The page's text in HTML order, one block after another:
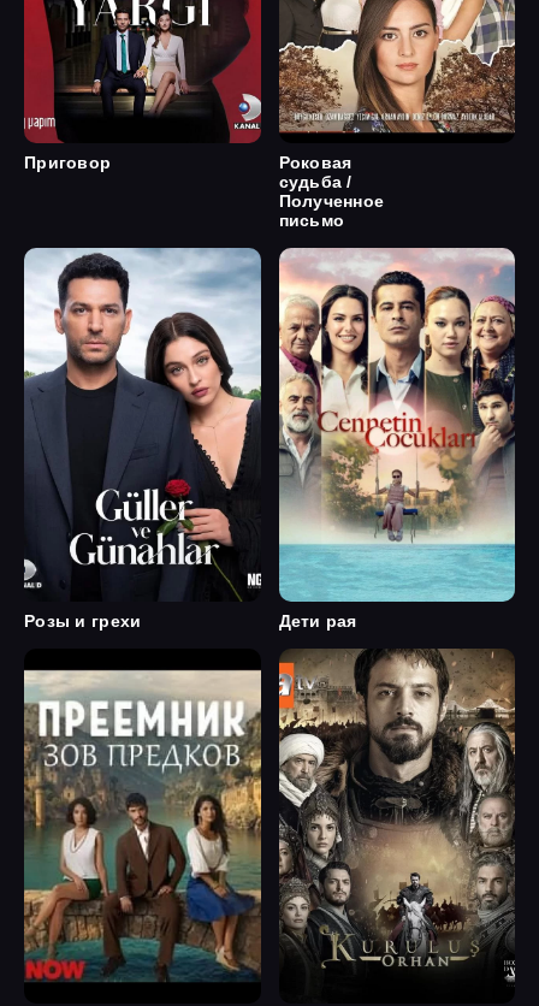
Приговор
Роковая
судьба /
Полученное
письмо
Розы и грехи Дети рая